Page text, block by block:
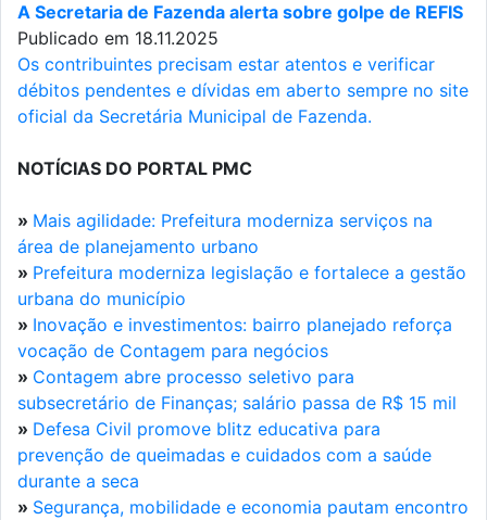
A Secretaria de Fazenda alerta sobre golpe de REFIS
Publicado em 18.11.2025
Os contribuintes precisam estar atentos e verificar
débitos pendentes e dívidas em aberto sempre no site
oficial da Secretária Municipal de Fazenda.
NOTÍCIAS DO PORTAL PMC
» Mais agilidade: Prefeitura moderniza serviços na
área de planejamento urbano
» Prefeitura moderniza legislação e fortalece a gestão
urbana do município
» Inovação e investimentos: bairro planejado reforça
vocação de Contagem para negócios
» Contagem abre processo seletivo para
subsecretário de Finanças; salário passa de R$ 15 mil
» Defesa Civil promove blitz educativa para
prevenção de queimadas e cuidados com a saúde
durante a seca
» Segurança, mobilidade e economia pautam encontro